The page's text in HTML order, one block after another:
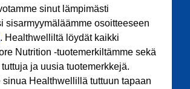
sinut lämpimästi
sisarmyymäläämme osoitteeseen
. Healthwelliltä löydät kaikki
Nutrition -tuotemerkiltämme sekä
ja uusia tuotemerkkejä.
sinua Healthwellillä tuttuun tapaan